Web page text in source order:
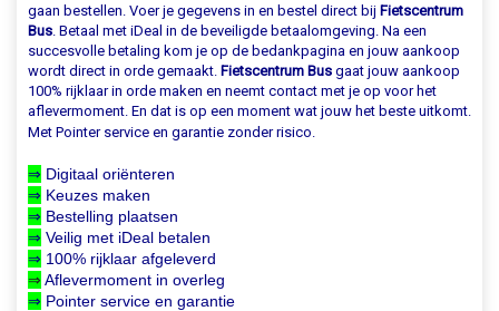
gaan bestellen. Voer je gegevens in en bestel direct bij Fietscentrum
Bus . Betaal met iDeal in de beveiligde betaalomgeving. Na een
succesvolle betaling kom je op de bedankpagina en jouw aankoop
wordt direct in orde gemaakt. Fietscentrum Bus gaat jouw aankoop
100% rijklaar in orde maken en neemt contact met je op voor het
aflevermoment. En dat is op een moment wat jouw het beste uitkomt.
Met Pointer service en garantie zonder risico.
⇒ Digitaal oriënteren
⇒ Keuzes maken
⇒ Bestelling plaatsen
⇒ Veilig met iDeal betalen
⇒ 100% rijklaar afgeleverd
⇒ Aflevermoment in overleg
⇒ Pointer service en garantie